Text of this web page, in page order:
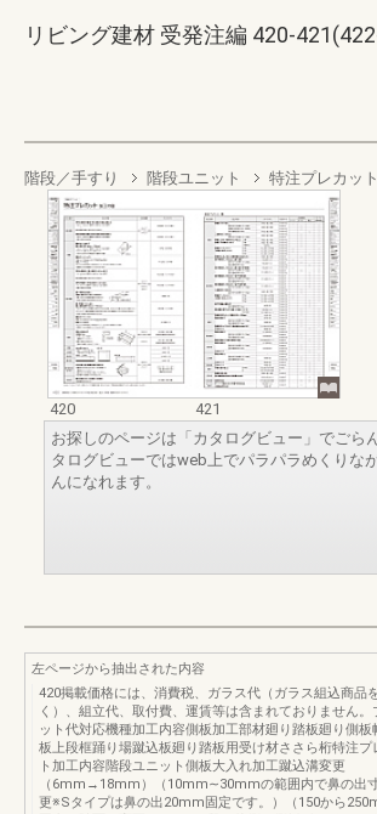
リビング建材 受発注編 420-
階段／手すり 階段ユニット 特注プレカッ
420
421
お探しのページは「カタログビュー」でごら
タログビューではweb上でパラパラめくりな
んになれます。
左ページから抽出された内容
420掲載価格には、消費税、ガラス代（ガラス組込商品
く）、組立代、取付費、運賃等は含まれておりません。
ット代対応機種加工内容側板加工部材廻り踏板廻り側板
板上段框踊り場蹴込板廻り踏板用受け材ささら桁特注プ
ト加工内容階段ユニット側板大入れ加工蹴込溝変更
（6mm→18mm）（10mm∼30mmの範囲内で鼻の出
更※Sタイプは鼻の出20mm固定です。）（150から